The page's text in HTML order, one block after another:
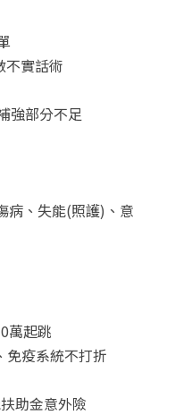
不實話術
強部分不足
病、失能(照護)、意
萬起跳
免疫系統不打折
助金意外險